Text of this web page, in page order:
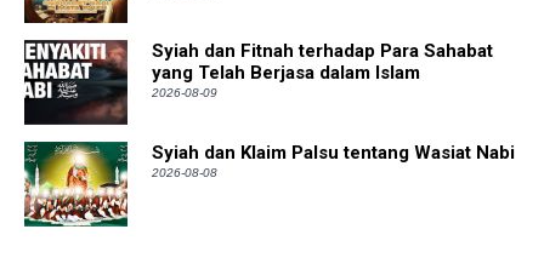
Syiah dan Fitnah terhadap Para Sahabat
yang Telah Berjasa dalam Islam
2026-08-09
Syiah dan Klaim Palsu tentang Wasiat Nabi
2026-08-08